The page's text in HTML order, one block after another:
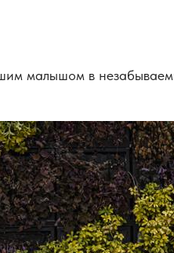
малышом в